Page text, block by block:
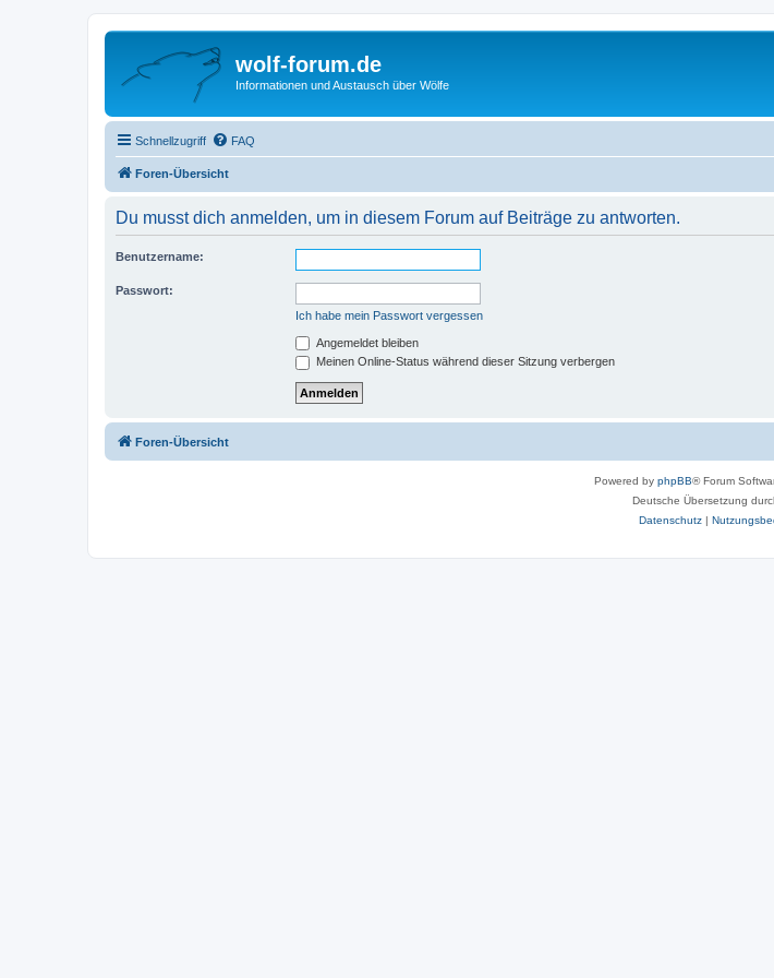
wolf-forum.de
Informationen und Austausch über Wölfe
Schnellzugriff FAQ
Foren-Übersicht
Du musst dich anmelden, um in diesem Forum auf Beiträge zu antworten.
Benutzername:
Passwort:
Ich habe mein Passwort vergessen
Angemeldet bleiben
Meinen Online-Status während dieser Sitzung verbergen
Foren-Übersicht
Powered by phpBB® Forum
Deutsche Übersetzung
Datenschutz|